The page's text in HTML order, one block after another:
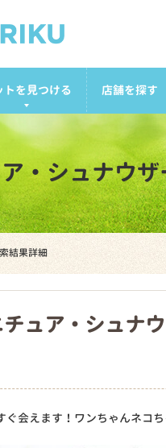
トを見つける 店舗を探す
・シュナウ
結果詳細
チュア・シュナ
ぐ会えます！ワンちゃんネコ